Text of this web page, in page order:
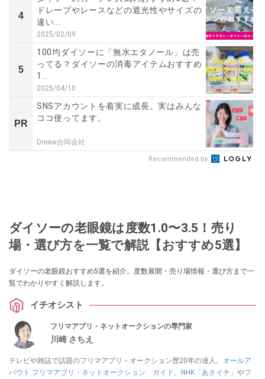
4
ドレープやレースなどの遮光性やサイズの
違い...
2025/02/09
5
100均ダイソーに「無水エタノール」は売
ってる？ダイソーの消毒アイテムおすすめ
1...
2025/04/10
PR
SNSアカウントを着実に成長。実はみんな
ココ使ってます。
Dreaw合同会社
Recommended by
ダイソーの老眼鏡は度数1.0〜3.5！売り
場・選び方を一覧で解説【おすすめ5選】
ダイソーの老眼鏡おすすめ5選を紹介。度数展開・売り場情報・選び方まで一
覧でわかりやすく解説します。
イチオシスト
フリマアプリ・ネットオークションの専門家
川崎 さちえ
テレビや雑誌で話題のフリマアプリ・オークション歴20年の達人。 オールア
バウト フリマアプリ・ネットオークション ガイド 。 NHK「あさイチ」 やフ